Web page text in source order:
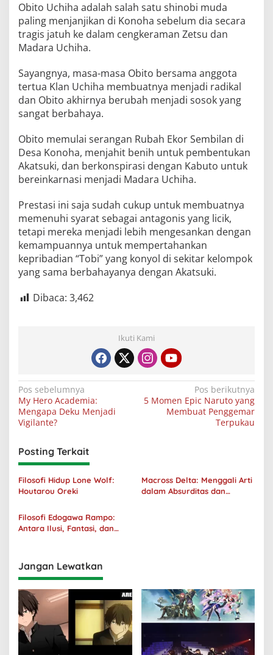
Obito Uchiha adalah salah satu shinobi muda
paling menjanjikan di Konoha sebelum dia secara
tragis jatuh ke dalam cengkeraman Zetsu dan
Madara Uchiha.
Sayangnya, masa-masa Obito bersama anggota
tertua Klan Uchiha membuatnya menjadi radikal
dan Obito akhirnya berubah menjadi sosok yang
sangat berbahaya.
Obito memulai serangan Rubah Ekor Sembilan di
Desa Konoha, menjahit benih untuk pembentukan
Akatsuki, dan berkonspirasi dengan Kabuto untuk
bereinkarnasi menjadi Madara Uchiha.
Prestasi ini saja sudah cukup untuk membuatnya
memenuhi syarat sebagai antagonis yang licik,
tetapi mereka menjadi lebih mengesankan dengan
kemampuannya untuk mempertahankan
kepribadian “Tobi” yang konyol di sekitar kelompok
yang sama berbahayanya dengan Akatsuki.
Dibaca: 3,462
Ikuti Kami
Navigasi
pos
Pos sebelumnya
My Hero Academia:
Mengapa Deku Menjadi
Vigilante?
Pos berikutnya
5 Momen Epic Naruto yang
Membuat Penggemar
Terpukau
Posting Terkait
Filosofi Hidup Lone Wolf:
Houtarou Oreki
Macross Delta: Menggali Arti
dalam Absurditas dan
Filosofi Edogawa Rampo:
Antara Ilusi, Fantasi, dan
Jangan Lewatkan